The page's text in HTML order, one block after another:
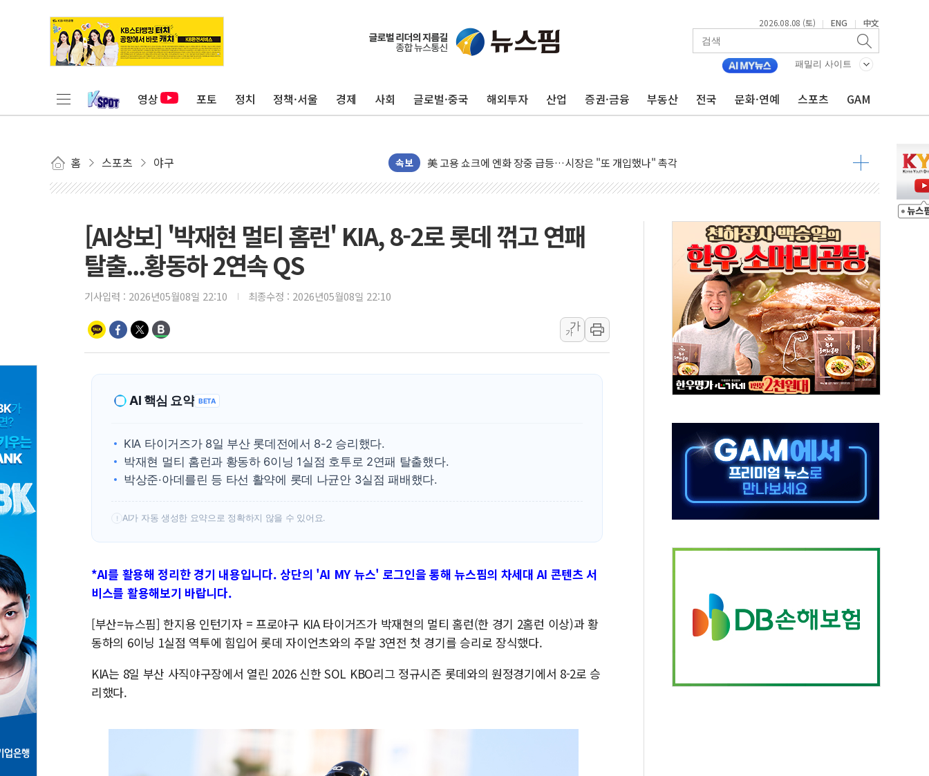
2026.08.08 (토) | ENG | 中文
패밀리 사이트
영상 포토 정치 정책·서울 경제 사회 글로벌·중국 해외투자 산업 증권·금융 부동산 전국 문화·연예 스포츠 GAM
홈 스포츠 야구 속보
미 연준 매파 기세 꺾이나…고용 감소에 9월 동결 전망 우세
[종합] 이슬람 수니파 3국, '공동방위협정' 체결… 이스라엘·이란 위협에 맞설 자체 억지력 강화
美 항소법원, 백악관 무도회장 공사 중단 명령…트럼프 제동
이란 핵심 원유 수출항 '하르그섬', 최근 1주일 이상 '올스톱'… 美 해상봉쇄 영향
[AI MY 뉴스] 뉴욕 반도체주 프리뷰...美 고용 쇼크에 반도체주 '활짝'
뉴욕증시 프리뷰, 美 고용 쇼크에 금리 인상 우려 후퇴…나스닥 선물 1%대 상승
[사진] 이슬람 수니파 3개국, 공동방위협정 체결
뉴욕증시 개장 전 특징주...아틀라시안·클라우드플레어·태양광주↑ VS 트레이드데스크·웬디스↓
보훈부, 미 DPAA와 MOU… "6·25 미군 실종자 7359명 끝까지 찾겠다"
李 "해남 태양광, 대한민국 다음 100년 밑거름…수도권 집중 완화 전환점"
李 대통령, '6시간 마라톤 부동산 2차 회의' 주재… "전폭적 공급 확대·속도전 총력"
트럼프, 中 겨냥 폴리실리콘 관세 15% 부과…美 태양광주 급등
남동발전, 해남군에 국내 최대 규모 400MW 태양광 착공…여의도 1.6배 규모
[AI상보] '박재현 멀티 홈런' KIA, 8-2로 롯데 꺾고 연패
탈출...황동하 2연속 QS
기사입력 : 2026년05월08일 22:10 최종수정 : 2026년05월08일 22:10
가
가
AI 핵심 요약 BETA
KIA 타이거즈가 8일 부산 롯데전에서 8-2 승리했다.
박재현 멀티 홈런과 황동하 6이닝 1실점 호투로 2연패 탈출했다.
박상준·아데를린 등 타선 활약에 롯데 나균안 3실점 패배했다.
! AI가 자동 생성한 요약으로 정확하지 않을 수 있어요.
*AI를 활용해 정리한 경기 내용입니다. 상단의 'AI MY 뉴스' 로그인을 통해 뉴스핌의 차세대 AI 콘텐츠 서
비스를 활용해보기 바랍니다.
[부산=뉴스핌] 한지용 인턴기자 = 프로야구 KIA 타이거즈가 박재현의 멀티 홈런(한 경기 2홈런 이상)과 황
동하의 6이닝 1실점 역투에 힘입어 롯데 자이언츠와의 주말 3연전 첫 경기를 승리로 장식했다.
KIA는 8일 부산 사직야구장에서 열린 2026 신한 SOL KBO리그 정규시즌 롯데와의 원정경기에서 8-2로 승
리했다.